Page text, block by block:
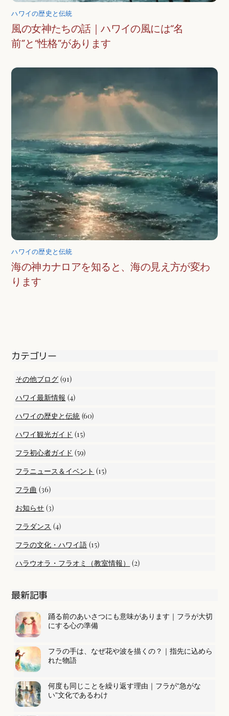
ハワイの歴史と伝統
風の女神たちの話｜ハワイの風には“名
前”と“性格”があります
ハワイの歴史と伝統
海の神カナロアを知ると、海の見え方が変わ
ります
カテゴリー
その他ブログ (91)
ハワイ最新情報 (4)
ハワイの歴史と伝統 (60)
ハワイ観光ガイド (15)
フラ初心者ガイド (59)
フラニュース＆イベント (15)
フラ曲 (36)
お知らせ (3)
フラダンス (4)
フラの文化・ハワイ語 (15)
ハラウオラ・フラオミ（教室情報） (2)
最新記事
踊る前のあいさつにも意味があります｜フラが大切
にする心の準備
フラの手は、なぜ花や波を描くの？｜指先に込めら
れた物語
何度も同じことを繰り返す理由｜フラが“急がな
い”文化であるわけ